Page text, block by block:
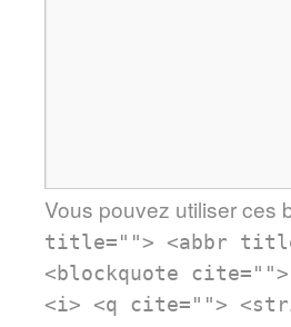
Vous pouvez utiliser ces
title=""> <abbr
<blockquote
<i> <q cite="">